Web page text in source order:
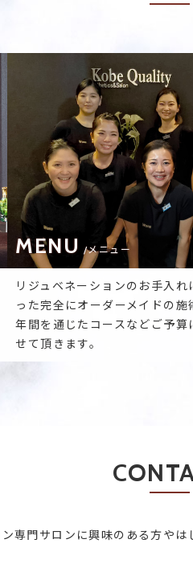
MENU /メニュー
リジュベネーションのお手入れ
った完全にオーダーメイドの施
年間を通じたコースなどご予算
せて頂きます。
専門サロンに興味のある方や